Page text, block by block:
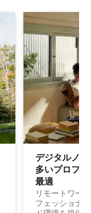
デジタルノ
多⁠いプ⁠ロ⁠フ⁠
最⁠適
リモートワー
フェッショナ